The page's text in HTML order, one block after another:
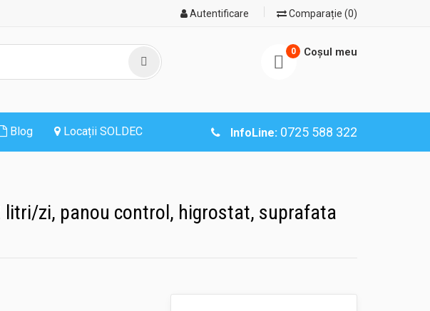
Autentificare Comparație (0)
0 Coşul meu
Blog InfoLine: 0725 588 322
Locații SOLDEC
zi, panou control, higrostat, suprafata